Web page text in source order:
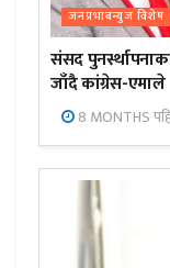
जनप्रभाबन्युज विशेष
संसद
जाँदै कांग्रेस-एमाले
8 MONTHS